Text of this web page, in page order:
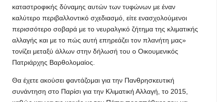
καταστροφικής δύναμης αυτών των τυφώνων με έναν
καλύτερο περιβαλλοντικό σχεδιασμό, είτε ενασχολούμενοι
περισσότερο σοβαρά με το νευραλγικό ζήτημα της κλιματικής
αλλαγής και με το πώς αυτή επηρεάζει τον πλανήτη μας»
τονίζει μεταξύ άλλων στην δήλωσή του ο Οικουμενικός
Πατριάρχης Βαρθολομαίος.
Θα έχετε ακούσει φαντάζομαι για την Πανθρησκευτική
συνάντηση στο Παρίσι για την Κλιματική Αλλαγή, το 2015,